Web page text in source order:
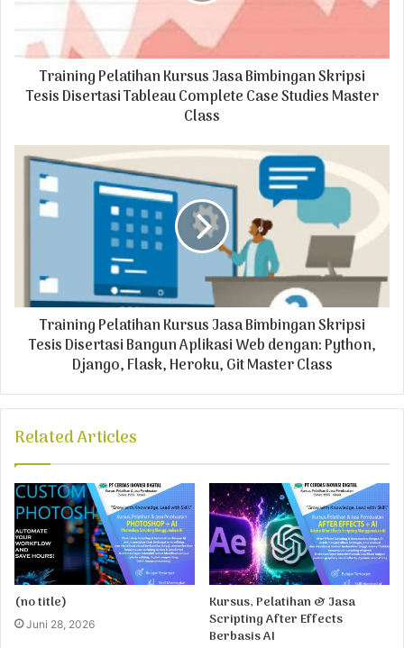
d
s
Training Pelatihan Kursus Jasa Bimbingan Skripsi
Tesis Disertasi Tableau Complete Case Studies Master
Class
Training Pelatihan Kursus Jasa Bimbingan Skripsi
Tesis Disertasi Bangun Aplikasi Web dengan: Python,
Django, Flask, Heroku, Git Master Class
Related Articles
(no title)
Juni 28, 2026
Kursus, Pelatihan & Jasa
Scripting After Effects
Berbasis AI